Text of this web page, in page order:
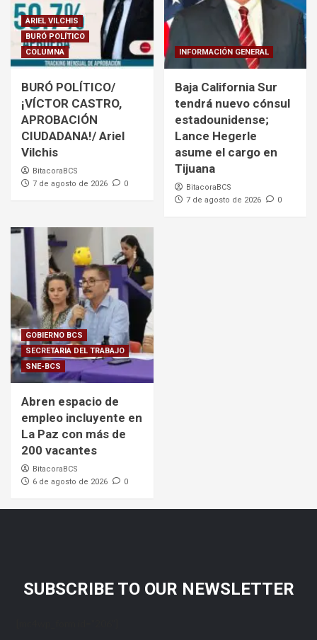
ARIEL VILCHIS
BURÓ POLÍTICO
COLUMNA
BURÓ POLÍTICO/
¡VÍCTOR CASTRO,
APROBACIÓN
CIUDADANA!/ Ariel
Vilchis
BitacoraBCS
7 de agosto de 2026
0
INFORMACIÓN GENERAL
Baja California Sur
tendrá nuevo cónsul
estadounidense;
Lance Hegerle
asume el cargo en
Tijuana
BitacoraBCS
7 de agosto de 2026
0
GOBIERNO BCS
SECRETARIA DEL TRABAJO
SNE-BCS
Abren espacio de
empleo incluyente en
La Paz con más de
200 vacantes
BitacoraBCS
6 de agosto de 2026
0
SUBSCRIBE TO OUR NEWSLETTER